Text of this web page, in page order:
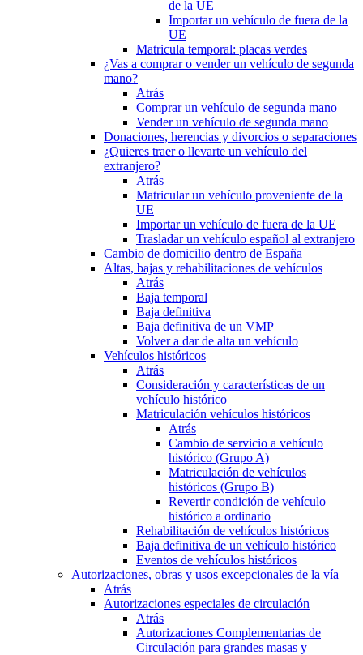
de la UE
Importar un vehículo de fuera de la
UE
Matricula temporal: placas verdes
¿Vas a comprar o vender un vehículo de segunda
mano?
Atrás
Comprar un vehículo de segunda mano
Vender un vehículo de segunda mano
Donaciones, herencias y divorcios o separaciones
¿Quieres traer o llevarte un vehículo del
extranjero?
Atrás
Matricular un vehículo proveniente de la
UE
Importar un vehículo de fuera de la UE
Trasladar un vehículo español al extranjero
Cambio de domicilio dentro de España
Altas, bajas y rehabilitaciones de vehículos
Atrás
Baja temporal
Baja definitiva
Baja definitiva de un VMP
Volver a dar de alta un vehículo
Vehículos históricos
Atrás
Consideración y características de un
vehículo histórico
Matriculación vehículos históricos
Atrás
Cambio de servicio a vehículo
histórico (Grupo A)
Matriculación de vehículos
históricos (Grupo B)
Revertir condición de vehículo
histórico a ordinario
Rehabilitación de vehículos históricos
Baja definitiva de un vehículo histórico
Eventos de vehículos históricos
Autorizaciones, obras y usos excepcionales de la vía
Atrás
Autorizaciones especiales de circulación
Atrás
Autorizaciones Complementarias de
Circulación para grandes masas y